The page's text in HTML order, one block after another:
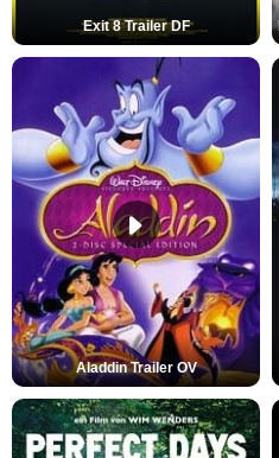
Exit 8 Trailer DF
Aladdin Trailer OV